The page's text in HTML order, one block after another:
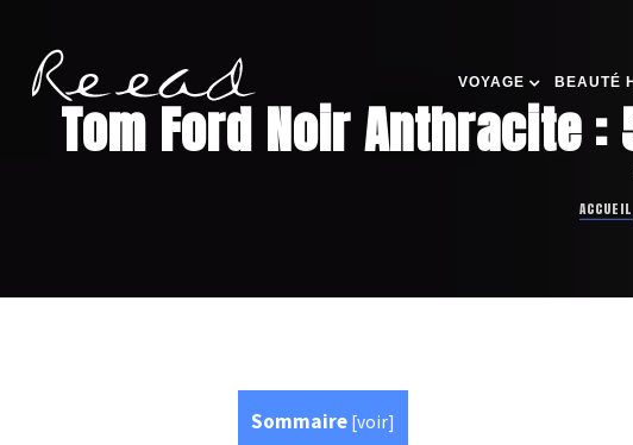
VOYAGE BEAUTÉ
Tom Ford Noir Anthracite
ACCUEIL
Sommaire [voir]